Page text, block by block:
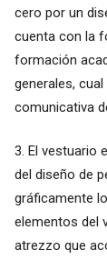
cero por un
cuenta con la
formación
generales,
comunicativa
3. El vestuario
del diseño de
gráficamente
elementos del
atrezzo que